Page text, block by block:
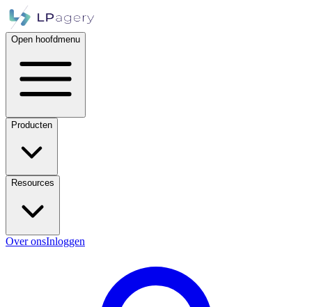
Open hoofdmenu
Producten
Resources
Over onsInloggen